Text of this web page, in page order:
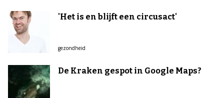
'Het is en blijft een circusact'
gezondheid
De Kraken gespot in Google Maps?